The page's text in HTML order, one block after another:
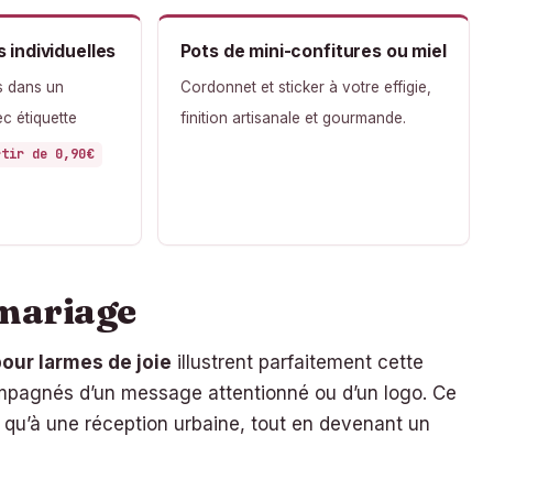
individuelles
dans un
étiquette
de 0,90€
Pots de mini-confitures ou miel
Cordonnet et sticker à votre effigie,
finition artisanale et gourmande.
larmes de joie illustrent parfaitement cette
d’un message attentionné ou d’un logo. Ce
une réception urbaine, tout en devenant un